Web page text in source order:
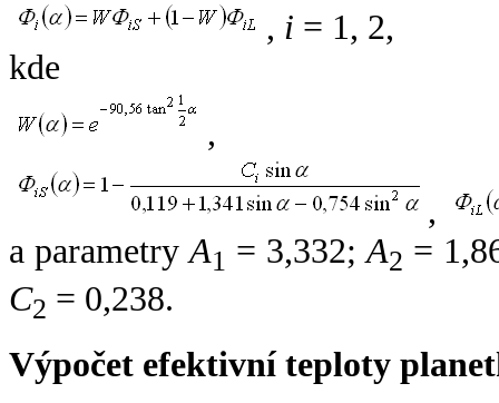
, i = 1, 2,
kde
,
,
a parametryA1 = 3,332;A2 =
C2 = 0,238.
Výpočet efektivní teploty